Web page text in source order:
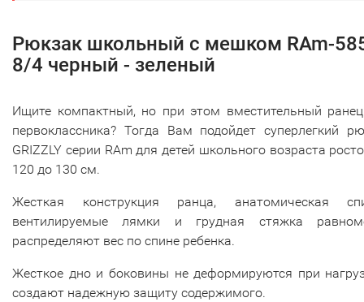
Рюкзак школьный с мешком RAm-
8/4 черный - зеленый
Ищите компактный, но при этом вместительный
первоклассника? Тогда Вам подойдет суперлегкий
GRIZZLY серии RAm для детей школьного возраста
120 до 130 см.
Жесткая конструкция ранца, анатомическая
вентилируемые лямки и грудная стяжка
распределяют вес по спине ребенка.
Жесткое дно и боковины не деформируются при
создают надежную защиту содержимого.